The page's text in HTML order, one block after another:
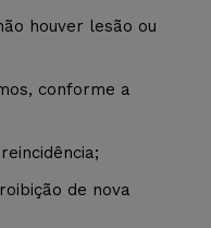
houver lesão ou
conforme a
de nova